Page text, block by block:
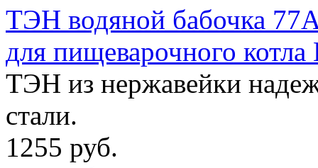
ТЭН водяной бабочка
для пищеварочного
ТЭН из нержавейки
стали.
1255 руб.